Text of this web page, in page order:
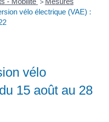
vélo électrique (VAE) :
vélo
15 août au 28